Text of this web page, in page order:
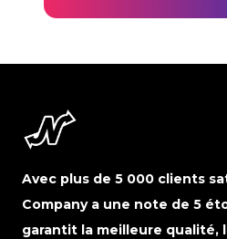
Avec plus de 5 000 clients
Company a une note de 5
garantit la meilleure qualité,